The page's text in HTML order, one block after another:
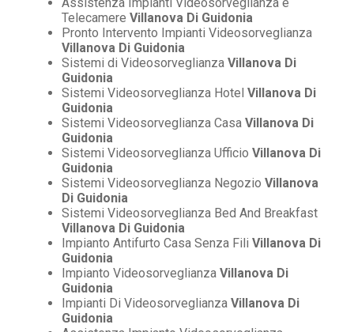
Telecamere Villanova Di Guidonia
Pronto Intervento Impianti Videosorveglianza
Villanova Di Guidonia
Sistemi di Videosorveglianza Villanova Di
Guidonia
Sistemi Videosorveglianza Hotel Villanova Di
Guidonia
Sistemi Videosorveglianza Casa Villanova Di
Guidonia
Sistemi Videosorveglianza Ufficio Villanova Di
Guidonia
Sistemi Videosorveglianza Negozio Villanova
Di Guidonia
Sistemi Videosorveglianza Bed And Breakfast
Villanova Di Guidonia
Impianto Antifurto Casa Senza Fili Villanova Di
Guidonia
Impianto Videosorveglianza Villanova Di
Guidonia
Impianti Di Videosorveglianza Villanova Di
Guidonia